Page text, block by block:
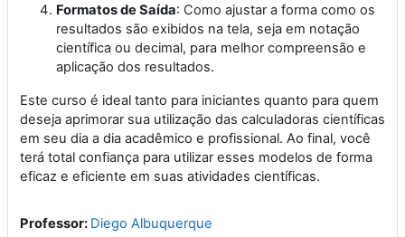
Formatos de Saída: Como ajustar a forma como os
resultados são exibidos na tela, seja em notação
científica ou decimal, para melhor compreensão e
aplicação dos resultados.
Este curso é ideal tanto para iniciantes quanto para quem
deseja aprimorar sua utilização das calculadoras científicas
em seu dia a dia acadêmico e profissional. Ao final, você
terá total confiança para utilizar esses modelos de forma
eficaz e eficiente em suas atividades científicas.
Professor: Diego Albuquerque